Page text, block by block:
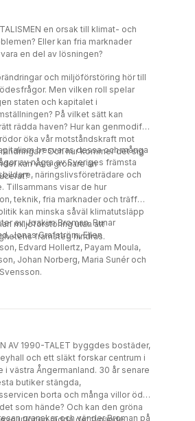
Catarina Starfelt och Lars
en orsak till klimat- och
Eller kan fria marknader
en del av lösningen?
och miljöförstöring hör till
Men vilken roll spelar
staten och kapitalet i
På vilket sätt kan
rädda haven? Hur kan genmodifi
öka vår motståndskraft mot
Och hur kommer det sig
kan vara grönare än
besvaras dessa och många
av några av Sveriges främsta
näringslivsföreträdare och
Tillsammans visar de hur
teknik, fria marknader och träff
kan minska såväl klimatutsläpp
miljöförstöring utan att
framsteg hindras.
av Joakim Broman, Runar
Jonas Grafström, Ellen
Edvard Hollertz, Payam Moula,
Johan Norberg, Maria Sunér och
AV 1990-TALET byggdes bostäder,
och ett släkt forskar centrum i
i västra Ångermanland. 30 år senare
butiker stängda,
borta och många villor öde.
som hände? Och kan den gröna
granskar och vänder Broman på